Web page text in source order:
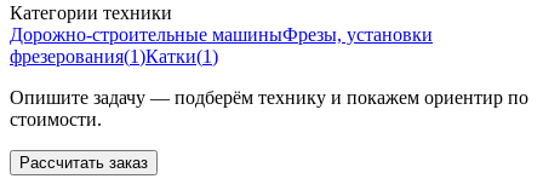
Категории техники
Дорожно-строительные машиныФрезы, установки
фрезерования(1)Катки(1)
Опишите задачу — подберём технику и покажем ориентир по
стоимости.
Рассчитать заказ